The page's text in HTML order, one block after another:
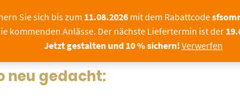
Sie sich bis zum 11.08.2026 mit dem Rabattcode
kommenden Anlässe. Der nächste Liefertermin ist der
Jetzt gestalten und 10 % sichern!Verwerfen
FOTOPRALINEN SCHOKOLADE
neu gedacht: